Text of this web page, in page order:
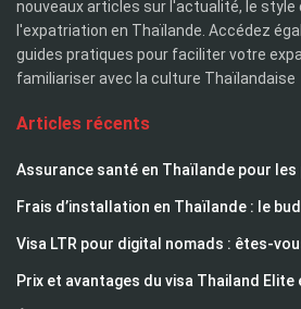
nouveaux articles sur l'actualité, le style
l'expatriation en Thaïlande. Accédez
guides pratiques pour faciliter votre
familiariser avec la culture Thaïlandaise
Articles récents
Assurance santé en Thaïlande pour les
Frais d’installation en Thaïlande : le
Visa LTR pour digital nomads : êtes-
Prix et avantages du visa Thailand Elite